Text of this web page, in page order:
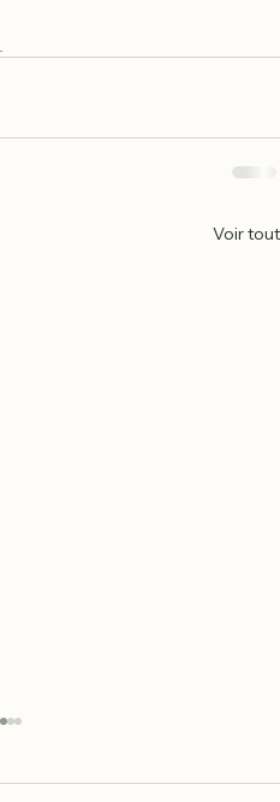
Voir tout